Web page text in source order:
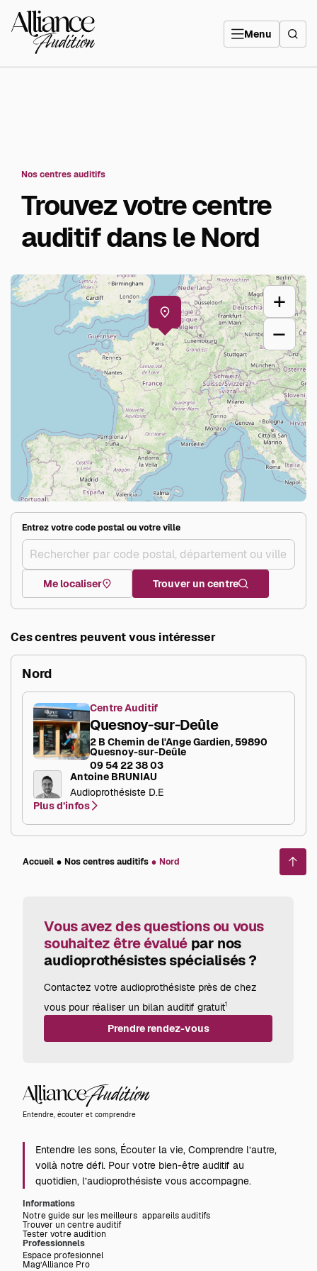
directement
contenu
Menu
Nos centres auditifs
Trouvez votre centre
auditif dans le Nord
+
–
Entrez votre code postal ou votre ville
Me localiser Trouver un centre
Ces centres peuvent vous intéresser
Nord
Centre Auditif
Quesnoy-sur-Deûle
2 B Chemin de l'Ange Gardien, 59890
Quesnoy-sur-Deûle
09 54 22 38 03
Antoine BRUNIAU
Audioprothésiste D.E
Plus d’infos
Accueil Nos centres auditifs Nord
en
Vous avez des questions ou vous
souhaitez être évalué par nos
audioprothésistes spécialisés ?
Contactez votre audioprothésiste près de chez
vous pour réaliser un bilan auditif gratuit1
Prendre rendez-vous
Audition
Entendre, écouter et comprendre
Entendre les sons, Écouter la vie, Comprendre l’autre,
voilà notre défi. Pour votre bien-être auditif au
quotidien, l’audioprothésiste vous accompagne.
Informations
Notre guide sur les meilleurs appareils auditifs
Trouver un centre auditif
Tester votre audition
Professionnels
Espace profesionnel
Mag’Alliance Pro